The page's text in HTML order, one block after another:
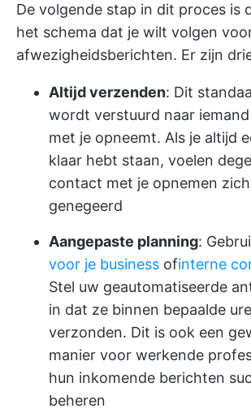
De volgende stap in dit proces is
het schema dat je wilt volgen
afwezigheidsberichten. Er zijn
Altijd verzenden: Dit
wordt verstuurd naar
met je opneemt. Als je altijd
klaar hebt staan, voelen
contact met je opnemen
genegeerd
Aangepaste planning:
voor je business ofinterne
Stel uw geautomatiseerde
in dat ze binnen bepaalde
verzonden. Dit is ook een
manier voor werkende
hun inkomende berichten
beheren